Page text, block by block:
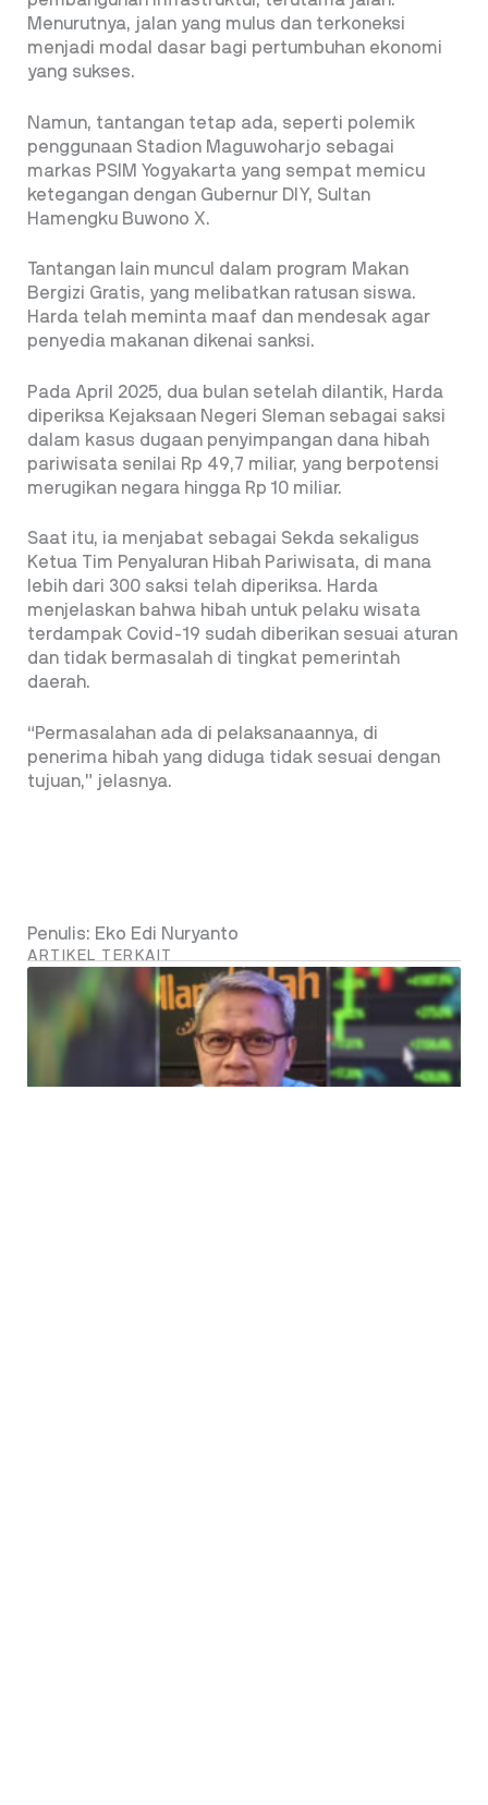
Menurutnya, jalan yang mulus dan terkoneksi
menjadi modal dasar bagi pertumbuhan ekonomi
yang sukses.
Namun, tantangan tetap ada, seperti polemik
penggunaan Stadion Maguwoharjo sebagai
markas PSIM Yogyakarta yang sempat memicu
ketegangan dengan Gubernur DIY, Sultan
Hamengku Buwono X.
Tantangan lain muncul dalam program Makan
Bergizi Gratis, yang melibatkan ratusan siswa.
Harda telah meminta maaf dan mendesak agar
penyedia makanan dikenai sanksi.
Pada April 2025, dua bulan setelah dilantik, Harda
diperiksa Kejaksaan Negeri Sleman sebagai saksi
dalam kasus dugaan penyimpangan dana hibah
pariwisata senilai Rp 49,7 miliar, yang berpotensi
merugikan negara hingga Rp 10 miliar.
Saat itu, ia menjabat sebagai Sekda sekaligus
Ketua Tim Penyaluran Hibah Pariwisata, di mana
lebih dari 300 saksi telah diperiksa. Harda
menjelaskan bahwa hibah untuk pelaku wisata
terdampak Covid-19 sudah diberikan sesuai aturan
dan tidak bermasalah di tingkat pemerintah
daerah.
“Permasalahan ada di pelaksanaannya, di
penerima hibah yang diduga tidak sesuai dengan
tujuan,” jelasnya.
Penulis: Eko Edi Nuryanto
ARTIKEL TERKAIT